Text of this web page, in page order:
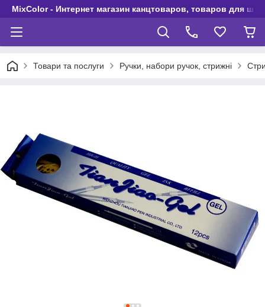
MixColor - Интернет магазин канцтоваров, товаров для
Товари та послуги Ручки, набори ручок, стрижні